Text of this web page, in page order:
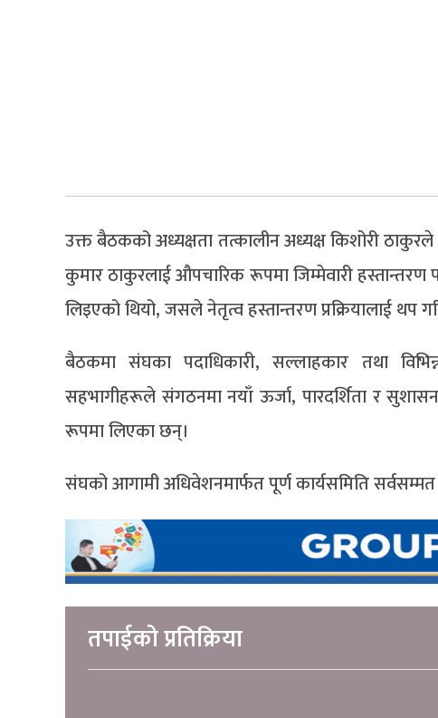
उक्त बैठकको अध्यक्षता तत्कालीन अध्यक्ष किशोरी
कुमार ठाकुरलाई औपचारिक रूपमा जिम्मेवारी
लिइएको थियो, जसले नेतृत्व हस्तान्तरण प्रक्रियालाई थप
बैठकमा संघका पदाधिकारी, सल्लाहकार तथा
सहभागीहरूले संगठनमा नयाँ ऊर्जा, पारदर्शिता र
रूपमा लिएका छन्।
संघको आगामी अधिवेशनमार्फत पूर्ण कार्यसमिति
तपाईको प्रतिक्रिया